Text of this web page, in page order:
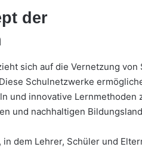
der
sich auf die Vernetzung von
Schulnetzwerke
und innovative Lernmethoden
und nachhaltigen
dem Lehrer, Schüler und